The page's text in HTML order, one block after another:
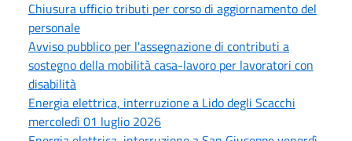
Chiusura ufficio tributi per corso di aggiornamento del
personale
Avviso pubblico per l'assegnazione di contributi a
sostegno della mobilità casa-lavoro per lavoratori con
disabilità
Energia elettrica, interruzione a Lido degli Scacchi
mercoledì 01 luglio 2026